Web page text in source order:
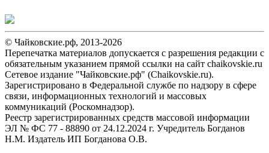
© Чайковские.рф, 2013-2026
Перепечатка материалов допускается с разрешения редакции с
обязательным указанием прямой ссылки на сайт chaikovskie.ru
Сетевое издание "Чайковские.рф" (Chaikovskie.ru).
Зарегистрировано в Федеральной службе по надзору в сфере
связи, информационных технологий и массовых
коммуникаций (Роскомнадзор).
Реестр зарегистрированных средств массовой информации
ЭЛ № ФС 77 - 88890 от 24.12.2024 г. Учредитель Богданов
Н.М. Издатель ИП Богданова О.В.